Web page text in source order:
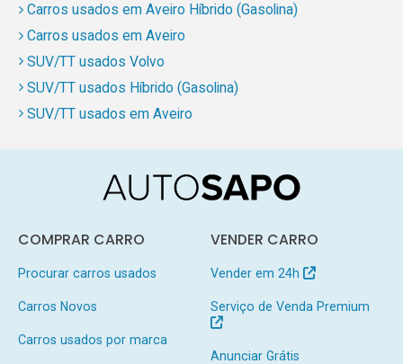
Carros usados em Aveiro Híbrido (Gasolina)
Carros usados em Aveiro
SUV/TT usados Volvo
SUV/TT usados Híbrido (Gasolina)
SUV/TT usados em Aveiro
COMPRAR CARRO
Procurar carros usados
Carros Novos
Carros usados por marca
VENDER CARRO
Vender em 24h
Serviço de Venda Premium
Anunciar Grátis